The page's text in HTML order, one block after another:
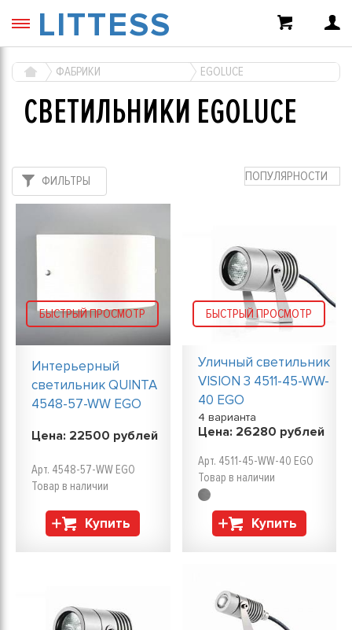
LITTESS
ФАБРИКИ EGOLUCE
СВЕТИЛЬНИКИ EGOLUCE
ПОПУЛЯРНОСТИ
ФИЛЬТРЫ
БЫСТРЫЙ ПРОСМОТР
Интерьерный
светильник QUINTA
4548-57-WW EGO
Цена: 22500 рублей
Арт. 4548-57-WW EGO
Товар в наличии
Купить
БЫСТРЫЙ ПРОСМОТР
Уличный светильник
VISION 3 4511-45-WW-
40 EGO
4 варианта
Цена: 26280 рублей
Арт. 4511-45-WW-40 EGO
Товар в наличии
Купить